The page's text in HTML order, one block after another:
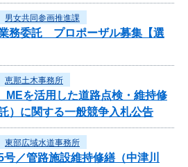
男女共同参画推進課
務委託 プロポーザル募集【選
恵那土木事務所
を活用した道路点検・維持修
）に関する一般競争入札公告
東部広域水道事務所
号／管路施設維持修繕（中津川